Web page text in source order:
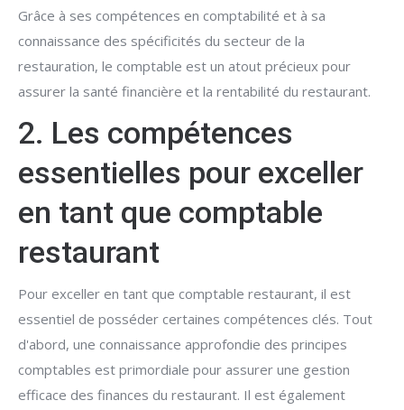
Grâce à ses compétences en comptabilité et à sa
connaissance des spécificités du secteur de la
restauration, le comptable est un atout précieux pour
assurer la santé financière et la rentabilité du restaurant.
2. Les compétences
essentielles pour exceller
en tant que comptable
restaurant
Pour exceller en tant que comptable restaurant, il est
essentiel de posséder certaines compétences clés. Tout
d'abord, une connaissance approfondie des principes
comptables est primordiale pour assurer une gestion
efficace des finances du restaurant. Il est également